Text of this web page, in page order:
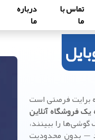
تماس با
ما
درباره
ما
برایت فرصتی است
یک فروشگاه آنلاین
را ببینند،
— بدون محدودیت